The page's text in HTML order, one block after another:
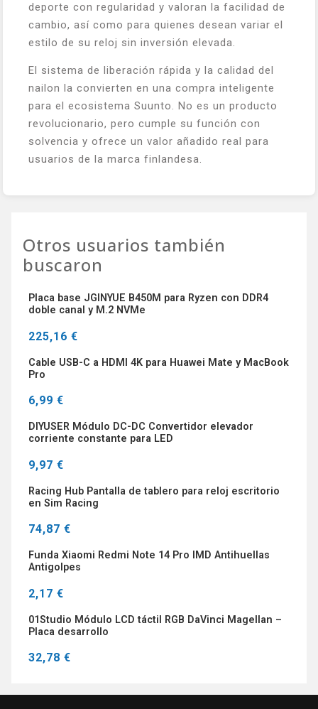
deporte con regularidad y valoran la facilidad de
cambio, así como para quienes desean variar el
estilo de su reloj sin inversión elevada.
El sistema de liberación rápida y la calidad del
nailon la convierten en una compra inteligente
para el ecosistema Suunto. No es un producto
revolucionario, pero cumple su función con
solvencia y ofrece un valor añadido real para
usuarios de la marca finlandesa.
Otros usuarios también
buscaron
Placa base JGINYUE B450M para Ryzen con DDR4
doble canal y M.2 NVMe
225,16 €
Cable USB-C a HDMI 4K para Huawei Mate y MacBook
Pro
6,99 €
DIYUSER Módulo DC-DC Convertidor elevador
corriente constante para LED
9,97 €
Racing Hub Pantalla de tablero para reloj escritorio
en Sim Racing
74,87 €
Funda Xiaomi Redmi Note 14 Pro IMD Antihuellas
Antigolpes
2,17 €
01Studio Módulo LCD táctil RGB DaVinci Magellan –
Placa desarrollo
32,78 €